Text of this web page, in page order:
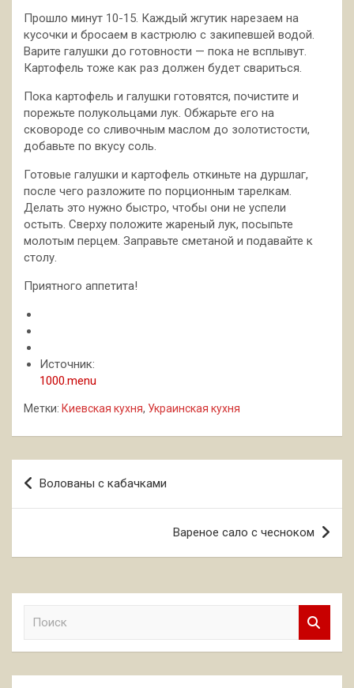
Прошло минут 10-15. Каждый жгутик нарезаем на
кусочки и бросаем в кастрюлю с закипевшей водой.
Варите галушки до готовности — пока не всплывут.
Картофель тоже как раз должен будет свариться.
Пока картофель и галушки готовятся, почистите и
порежьте полукольцами лук. Обжарьте его на
сковороде со сливочным маслом до золотистости,
добавьте по вкусу соль.
Готовые галушки и картофель откиньте на дуршлаг,
после чего разложите по порционным тарелкам.
Делать это нужно быстро, чтобы они не успели
остыть. Сверху положите жареный лук, посыпьте
молотым перцем. Заправьте сметаной и подавайте к
столу.
Приятного аппетита!
Источник:
1000.menu
Метки: Киевская кухня, Украинская кухня
Навигация
по
Волованы с кабачками
Вареное сало с чесноком
к